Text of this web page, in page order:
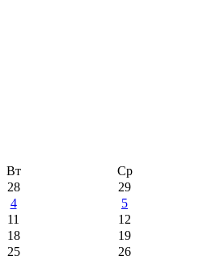
Вт
Ср
28
29
4
5
11
12
18
19
25
26